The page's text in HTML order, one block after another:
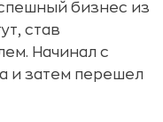
бизнес из
став
Начинал с
и затем перешел